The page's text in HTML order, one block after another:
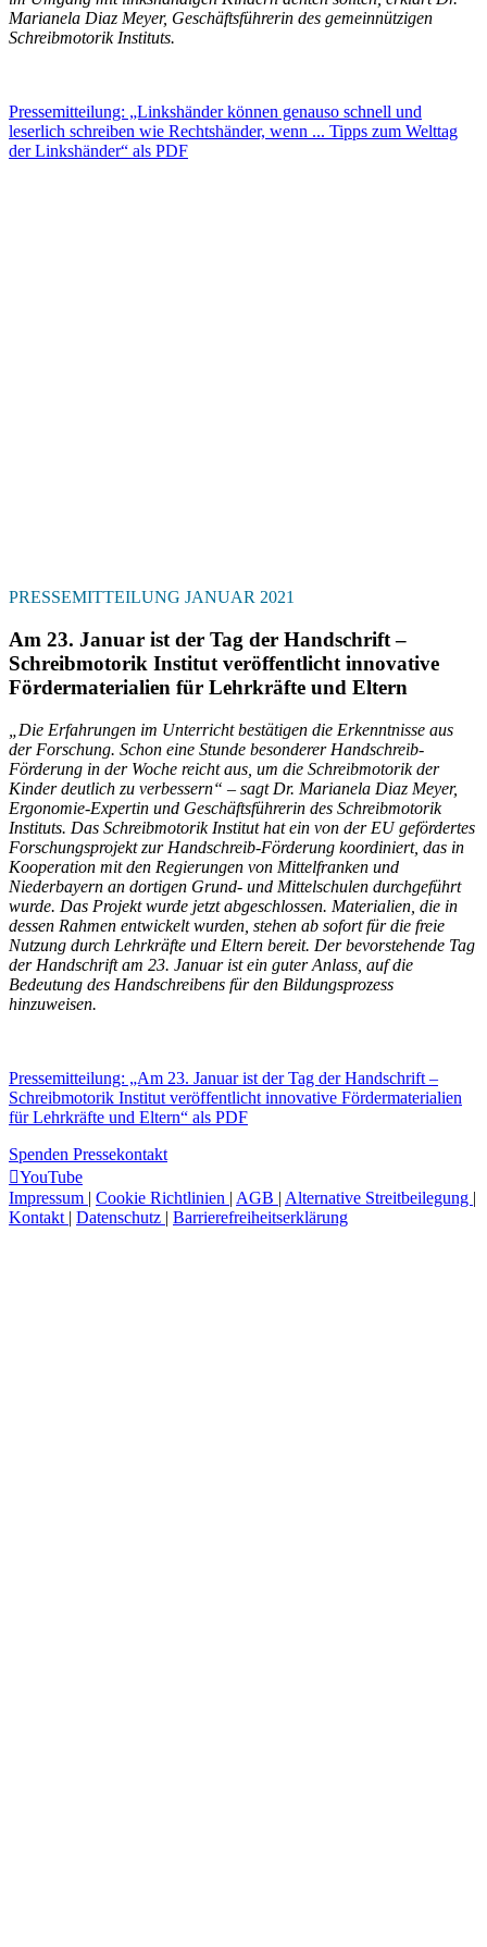
Marianela Diaz Meyer, Geschäftsführerin des gemeinnützigen
Schreibmotorik Instituts.
Pressemitteilung: „Linkshänder können genauso schnell und
leserlich schreiben wie Rechtshänder, wenn ... Tipps zum Welttag
der Linkshänder“ als PDF
PRESSEMITTEILUNG JANUAR 2021
Am 23. Januar ist der Tag der Handschrift –
Schreibmotorik Institut veröffentlicht innovative
Fördermaterialien für Lehrkräfte und Eltern
„Die Erfahrungen im Unterricht bestätigen die Erkenntnisse aus
der Forschung. Schon eine Stunde besonderer Handschreib-
Förderung in der Woche reicht aus, um die Schreibmotorik der
Kinder deutlich zu verbessern“ – sagt Dr. Marianela Diaz Meyer,
Ergonomie-Expertin und Geschäftsführerin des Schreibmotorik
Instituts. Das Schreibmotorik Institut hat ein von der EU gefördertes
Forschungsprojekt zur Handschreib-Förderung koordiniert, das in
Kooperation mit den Regierungen von Mittelfranken und
Niederbayern an dortigen Grund- und Mittelschulen durchgeführt
wurde. Das Projekt wurde jetzt abgeschlossen. Materialien, die in
dessen Rahmen entwickelt wurden, stehen ab sofort für die freie
Nutzung durch Lehrkräfte und Eltern bereit. Der bevorstehende Tag
der Handschrift am 23. Januar ist ein guter Anlass, auf die
Bedeutung des Handschreibens für den Bildungsprozess
hinzuweisen.
Pressemitteilung: „Am 23. Januar ist der Tag der Handschrift –
Schreibmotorik Institut veröffentlicht innovative Fördermaterialien
für Lehrkräfte und Eltern“ als PDF
Spenden Pressekontakt
YouTube
Impressum | Cookie Richtlinien | AGB | Alternative Streitbeilegung |
Kontakt | Datenschutz | Barrierefreiheitserklärung